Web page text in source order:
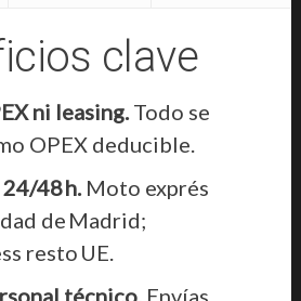
clave
ni leasing.Todo se
OPEX deducible.
48 h.Moto exprés
de Madrid;
resto UE.
técnico.Envías